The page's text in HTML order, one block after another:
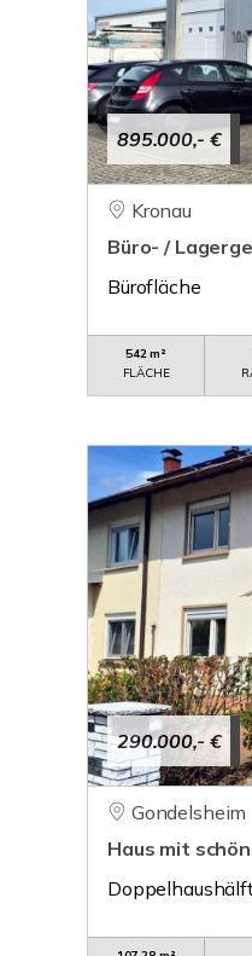
895.000,- €
Kronau
Büro- /
Bürofläche
542 m²
FLÄCHE
290.000,- €
Gondelsheim
Haus mit